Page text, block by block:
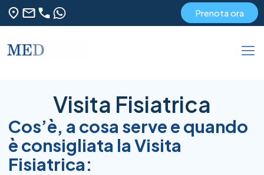
Prenota ora
Visita Fisiatrica
Cos’è, a cosa serve e quando
è consigliata la Visita
Fisiatrica: